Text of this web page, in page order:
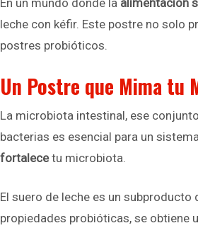
En un mundo donde la alimentación
leche con kéfir. Este postre no solo
postres probióticos.
Un Postre que Mima tu
La microbiota intestinal, ese
bacterias es esencial para un
fortalecetu microbiota.
El suero de leche es un
propiedades probióticas, se obtiene